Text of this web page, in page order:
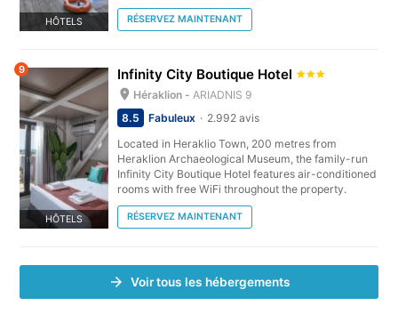
HÔTELS RÉSERVEZ MAINTENANT
HÔTELS
9 Infinity City Boutique Hotel
Héraklion -ARIADNIS 9
8.5
Fabuleux
2.992 avis
Located in Heraklio Town, 200 metres from
Heraklion Archaeological Museum, the family-run
Infinity City Boutique Hotel features air-conditioned
rooms with free WiFi throughout the property.
RÉSERVEZ MAINTENANT
Voir tous les hébergements